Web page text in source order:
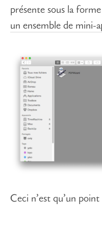
présente sous la forme
un ensemble de mini-
Ceci n’est qu’un